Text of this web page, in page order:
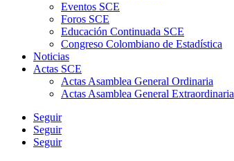
Eventos SCE
Foros SCE
Educación Continuada SCE
Congreso Colombiano de Estadística
Noticias
Actas SCE
Actas Asamblea General Ordinaria
Actas Asamblea General Extraordinaria
Seguir
Seguir
Seguir